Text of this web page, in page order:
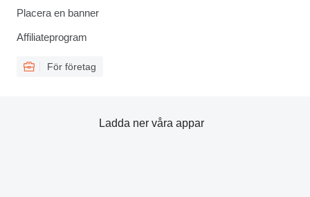
Placera en banner
Affiliateprogram
För företag
Ladda ner våra appar